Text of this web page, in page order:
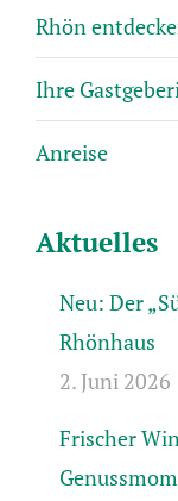
Rhön
Ihre
Anreise
Aktuelles
Neu: Der
Rhönhaus
2. Juni 2026
Frischer